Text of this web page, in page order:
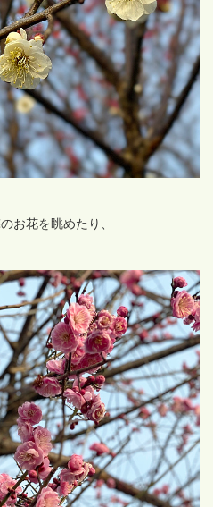
お花を眺めたり、